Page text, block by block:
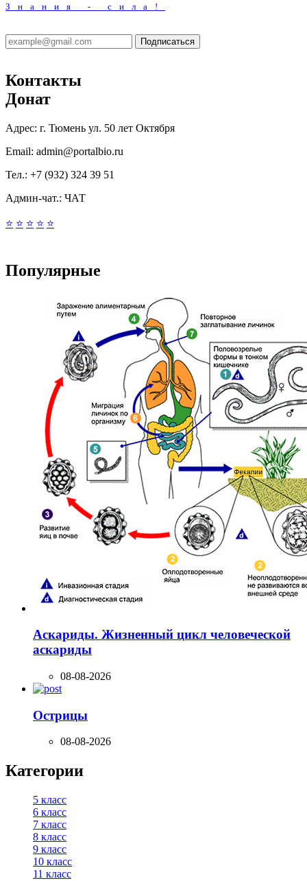
Знания - сила!
Подписаться
Контакты
Донат
Адрес: г. Тюмень ул. 50 лет Октября
Email: admin@portalbio.ru
Тел.: +7 (932) 324 39 51
Админ-чат.: ЧАТ
⭐ ⭐ ⭐ ⭐ ⭐
Популярные
Аскариды. Жизненный цикл человеческой
аскариды
08-08-2026
Острицы
08-08-2026
Категории
5 класс
6 класс
7 класс
8 класс
9 класс
10 класс
11 класс